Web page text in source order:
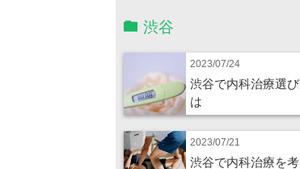
渋谷
2023/07/24
渋谷で内科治療選
は
2023/07/21
渋谷で内科治療を